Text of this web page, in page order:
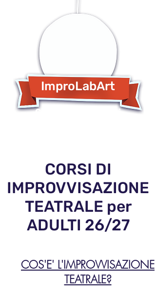
ImproLabArt
Corsi e spettacoli di
CORSI DI
IMPROVVISAZIONE
TEATRALE per
ADULTI 26/27
COS'E' L'IMPROVVISAZIONE
TEATRALE?